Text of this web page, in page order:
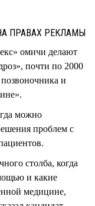
ПРАВАХ РЕКЛАМЫ
омичи делают
почти по 2000
и
можно
проблем с
столба, когда
и какие
медицине,